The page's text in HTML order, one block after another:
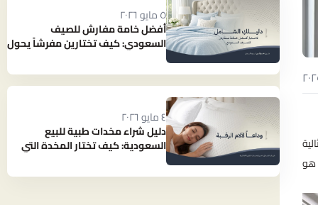
هو
٥ مايو ٢٠٢٦
أفضل خامة مفارش للصيف
السعودي: كيف تختارين مفرشاً يحول
٤ مايو ٢٠٢٦
دليل شراء مخدات طبية للبيع
السعودية: كيف تختار المخدة التي